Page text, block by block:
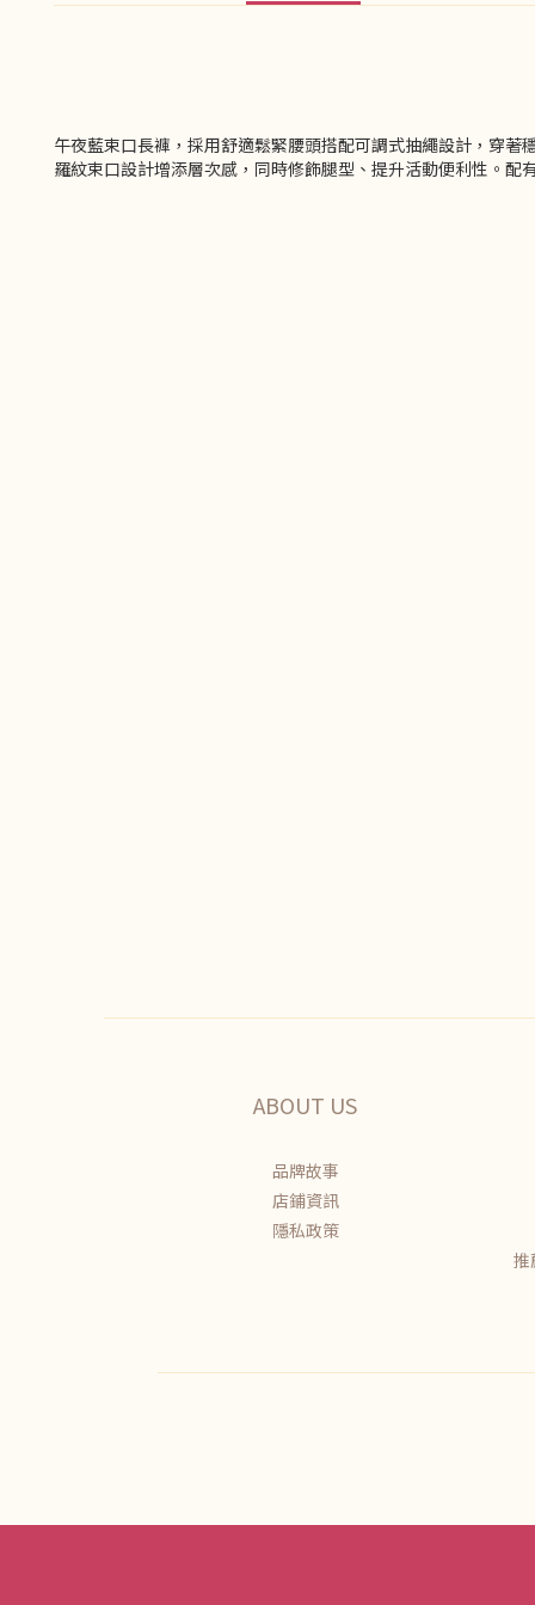
午夜藍束口長褲，採用舒適鬆緊腰頭搭配可調式抽繩設計，穿
羅紋束口設計增添層次感，同時修飾腿型、提升活動便利性。
ABOUT US
品牌故事
店鋪資訊
隱私政策
推